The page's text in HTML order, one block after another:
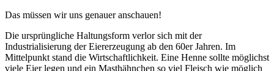
Das müssen wir uns genauer anschauen!
Die ursprüngliche Haltungsform verlor sich mit der
Industrialisierung der Eiererzeugung ab den 60er Jahren. Im
Mittelpunkt stand die Wirtschaftlichkeit. Eine Henne sollte möglichst
viele Eier legen und ein Masthähnchen so viel Fleisch wie möglich